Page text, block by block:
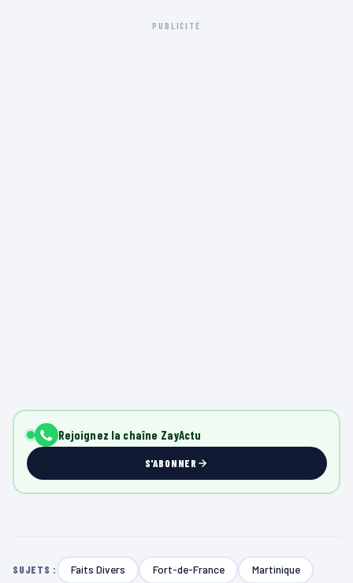
PUBLICITÉ
Rejoignez la chaîne ZayActu
S'ABONNER
SUJETS : Faits Divers Fort-de-France Martinique